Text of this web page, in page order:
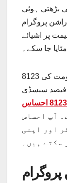
بڑھتی ہوئی
پروگرام
پر اشیائے
جا سکے۔
8123 احساس راشن پروگرام کے تحت حکومت کی
جانب سے آٹا، گھی، چینی اور دالوں پر 40 فیصد سبسڈی
8123 احساس
آپ احساس
اور اپنی
سکتے ہیں۔